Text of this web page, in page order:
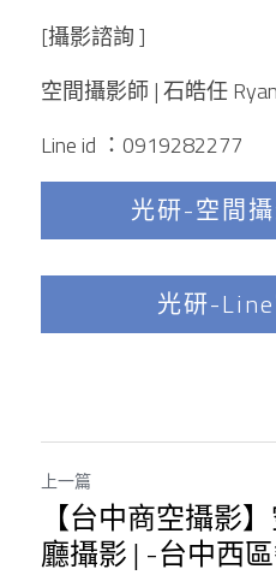
[攝影諮詢 ]
空間攝影師 | 石皓任 Ryan
Line id ：0919282277
光研-空間
光研-
上一篇
【台中商空攝影
廳攝影 | -台中西